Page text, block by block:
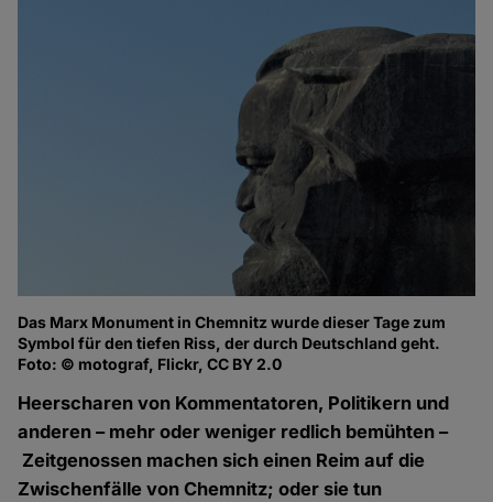
Das Marx Monument in Chemnitz wurde dieser Tage zum
Symbol für den tiefen Riss, der durch Deutschland geht.
Foto: © motograf, Flickr, CC BY 2.0
Heerscharen von Kommentatoren, Politikern und
anderen – mehr oder weniger redlich bemühten –
Zeitgenossen machen sich einen Reim auf die
Zwischenfälle von Chemnitz; oder sie tun